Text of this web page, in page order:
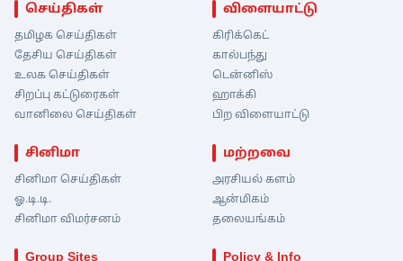
செய்திகள்
தமிழக செய்திகள்
தேசிய செய்திகள்
உலக செய்திகள்
சிறப்பு கட்டுரைகள்
வானிலை செய்திகள்
விளையாட்டு
கிரிக்கெட்
கால்பந்து
டென்னிஸ்
ஹாக்கி
பிற விளையாட்டு
சினிமா
சினிமா செய்திகள்
ஓ.டி.டி.
சினிமா விமர்சனம்
மற்றவை
அரசியல் களம்
ஆன்மிகம்
தலையங்கம்
Group Sites Policy & Info